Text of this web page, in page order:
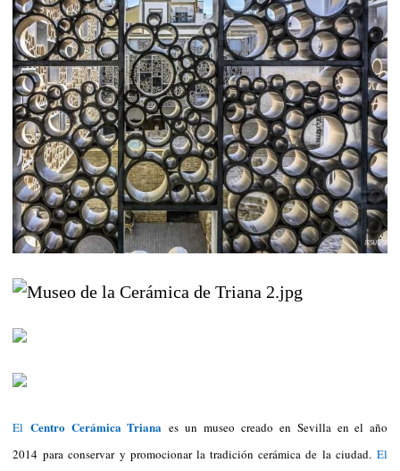
El Centro Cerámica Triana es un museo creado en Sevilla en el año
2014 para conservar y promocionar la tradición cerámica de la ciudad.El